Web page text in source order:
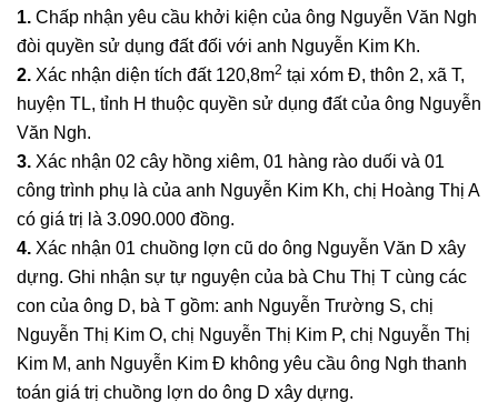
1. Chấp nhận yêu cầu khởi kiện của ông Nguyễn Văn Ngh
đòi quyền sử dụng đất đối với anh Nguyễn Kim Kh.
2. Xác nhận diện tích đất 120,8m2 tại xóm Đ, thôn 2, xã T,
huyện TL, tỉnh H thuộc quyền sử dụng đất của ông Nguyễn
Văn Ngh.
3. Xác nhận 02 cây hồng xiêm, 01 hàng rào duối và 01
công trình phụ là của anh Nguyễn Kim Kh, chị Hoàng Thị A
có giá trị là 3.090.000 đồng.
4. Xác nhận 01 chuồng lợn cũ do ông Nguyễn Văn D xây
dựng. Ghi nhận sự tự nguyện của bà Chu Thị T cùng các
con của ông D, bà T gồm: anh Nguyễn Trường S, chị
Nguyễn Thị Kim O, chị Nguyễn Thị Kim P, chị Nguyễn Thị
Kim M, anh Nguyễn Kim Đ không yêu cầu ông Ngh thanh
toán giá trị chuồng lợn do ông D xây dựng.